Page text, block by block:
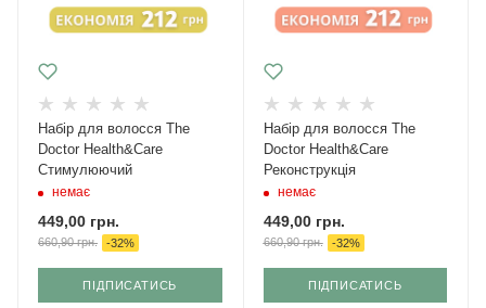
Набір для волосся The
Doctor Health&Care
Стимулюючий
немає
449,00 грн.
660,90грн. -32%
ПІДПИСАТИСЬ
Набір для волосся The
Doctor Health&Care
Реконструкція
немає
449,00грн.
660,90грн. -32%
ПІДПИСАТИСЬ